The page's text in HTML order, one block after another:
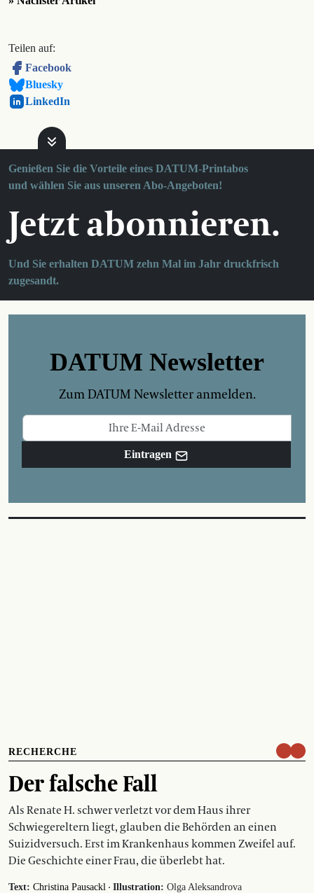
Teilen auf:
Facebook
Bluesky
LinkedIn
Genießen Sie die Vorteile eines DATUM-Printabos
und wählen Sie aus unseren Abo-Angeboten!
Jetzt abonnieren.
Und Sie erhalten DATUM zehn Mal im Jahr druckfrisch
zugesandt.
DATUM Newsletter
Zum DATUM Newsletter anmelden.
Eintragen
RECHERCHE
Der falsche Fall
Als Renate H. schwer verletzt vor dem Haus ihrer
Schwiegereltern liegt, glauben die Behörden an einen
Suizidversuch. Erst im Krankenhaus kommen Zweifel auf.
Die Geschichte einer Frau, die überlebt hat.
Text: Christina Pausackl · Illustration: Olga Aleksandrova